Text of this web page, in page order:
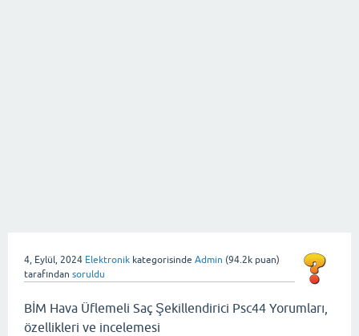
4, Eylül, 2024 Elektronik kategorisinde Admin (94.2k puan)
tarafından soruldu
BİM Hava Üflemeli Saç Şekillendirici Psc44 Yorumları,
özellikleri ve incelemesi